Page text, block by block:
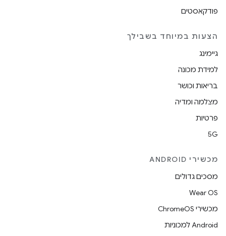
פודקאסטים
הצעות במיוחד בשבילך
גיימינג
למידת מכונה
בריאות וכושר
מצלמה ומדיה
פרטיות
5G
מכשירי ANDROID
מסכים גדולים
Wear OS
מכשירי ChromeOS
Android למכוניות